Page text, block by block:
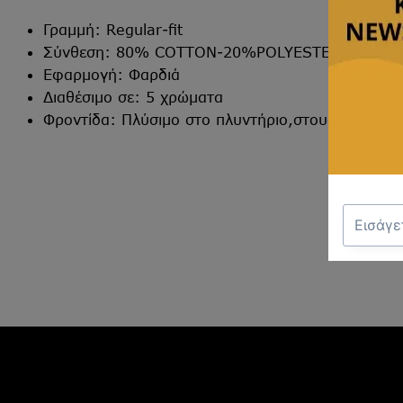
Γραμμή: Regular-fit
Σύνθεση: 80% COTTON-20%POLYESTER
Εφαρμογή: Φαρδιά
Διαθέσιμο σε: 5 χρώματα
Φροντίδα: Πλύσιμο στο πλυντήριο,στους 30°C